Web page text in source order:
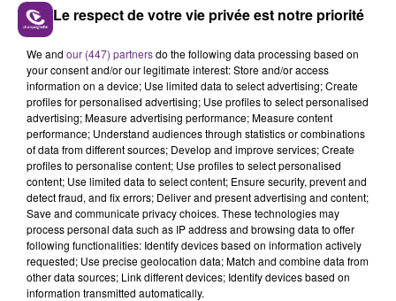
TITRES DIFFUSÉS
16h41
16h41
LADY GAGA
Paparazzi
16h38
16h38
CHRISTOPHE MAE
La Lune
Le respect de votre vie privée est notre priorité
We and our (447) partnersdo the following data processing based on
your consent and/or our legitimate interest: Store and/or access
information on a device; Use limited data to select advertising; Create
profiles for personalised advertising; Use profiles to select personalised
advertising; Measure advertising performance; Measure content
performance; Understand audiences through statistics or combinations
of data from different sources; Develop and improve services; Create
profiles to personalise content; Use profiles to select personalised
content; Use limited data to select content; Ensure security, prevent and
detect fraud, and fix errors; Deliver and present advertising and content;
Save and communicate privacy choices. These technologies may
process personal data such as IP address and browsing data to offer
following functionalities: Identify devices based on information actively
requested; Use precise geolocation data; Match and combine data from
other data sources; Link different devices; Identify devices based on
information transmitted automatically.